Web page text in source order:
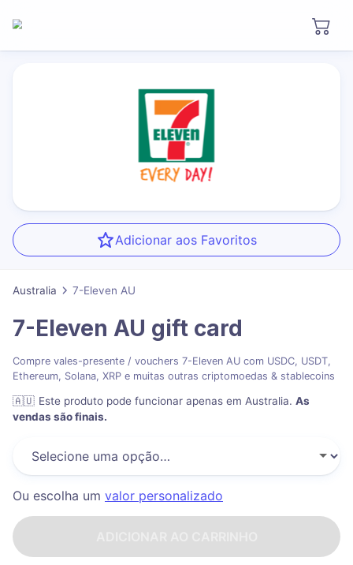
Adicionar aos Favoritos
Australia 7-Eleven AU
7-Eleven AU gift card
Compre vales-presente / vouchers 7-Eleven AU com USDC, USDT,
Ethereum, Solana, XRP e muitas outras criptomoedas & stablecoins
🇦🇺 Este produto pode funcionar apenas em Australia. As
vendas são finais.
Ou escolha um valor personalizado